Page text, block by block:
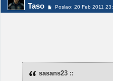
Taso Poslao: 20 Feb 2011
sasans23 ::